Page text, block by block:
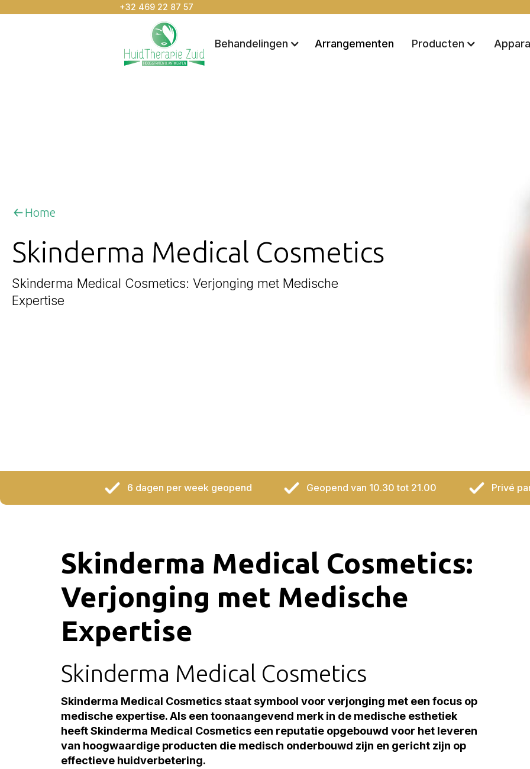
+32 469 22 87 57
Behandelingen Arrangementen Producten
Home
Skinderma Medical Cosmetics
Skinderma Medical Cosmetics: Verjonging met Medische
Expertise
6 dagen per week geopend Geopend van 10.30 tot 21.00 Privé
Skinderma Medical Cosmetics:
Verjonging met Medische
Expertise
Skinderma Medical Cosmetics
Skinderma Medical Cosmetics staat symbool voor verjonging met een focus op
medische expertise. Als een toonaangevend merk in de medische esthetiek
heeft Skinderma Medical Cosmetics een reputatie opgebouwd voor het leveren
van hoogwaardige producten die medisch onderbouwd zijn en gericht zijn op
effectieve huidverbetering.